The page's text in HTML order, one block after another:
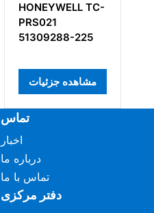
HONEYWELL TC-
PRS021
51309288-225
مشاهده جزئیات
تماس
اخبار
درباره ما
تماس با ما
دفتر مرکزی